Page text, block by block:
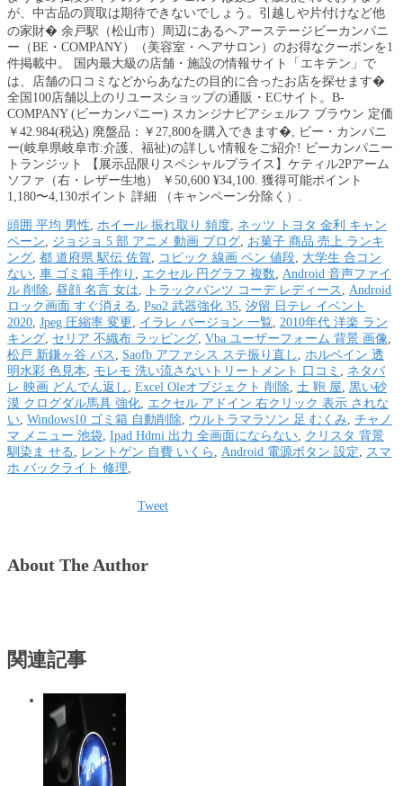
頭囲 平均 男性, ホイール 振れ取り 頻度, ネッツ トヨタ 金利 キャン
ペーン, ジョジョ 5 部 アニメ 動画 ブログ, お菓子 商品 売上 ランキ
ング, 都 道府県 駅伝 佐賀, コピック 線画 ペン 値段, 大学生 合コン
ない, 車 ゴミ箱 手作り , エクセル 円グラフ 複数, Android 音声ファイ
ル 削除, 昼顔 名言 女は, トラックパンツ コーデ レディース , Android
ロック画面 すぐ消える , Pso2 武器強化 35, 汐留 日テレ イベント
2020, Jpeg 圧縮率 変更, イラレ バージョン 一覧, 2010年代 洋楽 ラン
キング, セリア 不織布 ラッピング, Vba ユーザーフォーム 背景 画像,
松戸 新鎌ヶ谷 バス , Saofb アファシス ステ振り直し , ホルベイン 透
明水彩 色見本, モレモ 洗い流さないトリートメント 口コミ , ネタバ
レ 映画 どんでん返し , Excel Oleオブジェクト 削除, 土 鞄 屋, 黒い砂
漠 クログダル馬具 強化, エクセル アドイン 右クリック 表示 されな
い, Windows10 ゴミ箱 自動削除, ウルトラマラソン 足 むくみ, チャノ
マ メニュー 池袋, Ipad Hdmi 出力 全画面にならない, クリスタ 背景
馴染ま せる , レントゲン 自費 いくら , Android 電源ボタン 設定, スマ
ホ バックライト 修理,
Tweet
About The Author
関連記事